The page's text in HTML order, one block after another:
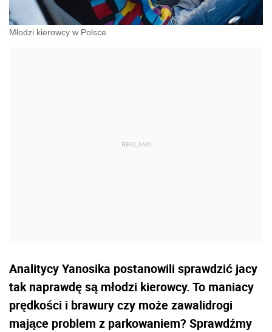
Młodzi kierowcy w Polsce
Analitycy Yanosika postanowili sprawdzić jacy
tak naprawdę są młodzi kierowcy. To maniacy
prędkości i brawury czy może zawalidrogi
mające problem z parkowaniem? Sprawdźmy